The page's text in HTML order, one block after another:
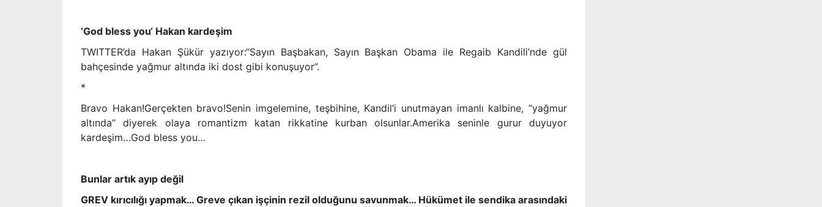
‘God bless you‘ Hakan kardeşim
TWITTER’da Hakan Şükür yazıyor:“Sayın Başbakan, Sayın Başkan Obama ile Regaib Kandili’nde gül
bahçesinde yağmur altında iki dost gibi konuşuyor”.
*
Bravo Hakan!Gerçekten bravo!Senin imgelemine, teşbihine, Kandil’i unutmayan imanlı kalbine, “yağmur
altında” diyerek olaya romantizm katan rikkatine kurban olsunlar.Amerika seninle gurur duyuyor
kardeşim…God bless you…
Bunlar artık ayıp değil
GREV kırıcılığı yapmak… Greve çıkan işçinin rezil olduğunu savunmak… Hükümet ile sendika arasındaki